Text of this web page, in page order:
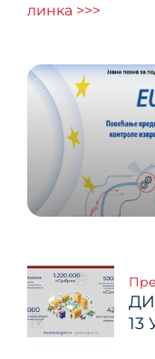
линка >>>
13